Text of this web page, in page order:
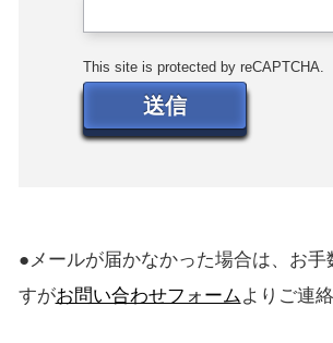
This site is protected by reCAPTCHA.
送信
●メールが届かなかった場合は、お手
すがお問い合わせフォームよりご連